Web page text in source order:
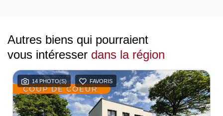
Autres biens qui pourraient
vous intéresser dans la région
14 PHOTO(S) FAVORIS